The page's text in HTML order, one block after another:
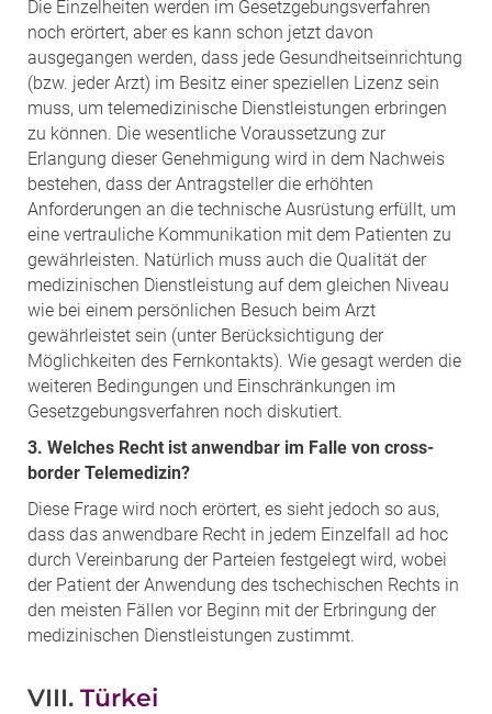
Die Einzelheiten werden im Gesetzgebungsverfahren
noch erörtert, aber es kann schon jetzt davon
ausgegangen werden, dass jede Gesundheitseinrichtung
(bzw. jeder Arzt) im Besitz einer speziellen Lizenz sein
muss, um telemedizinische Dienstleistungen erbringen
zu können. Die wesentliche Voraussetzung zur
Erlangung dieser Genehmigung wird in dem Nachweis
bestehen, dass der Antragsteller die erhöhten
Anforderungen an die technische Ausrüstung erfüllt, um
eine vertrauliche Kommunikation mit dem Patienten zu
gewährleisten. Natürlich muss auch die Qualität der
medizinischen Dienstleistung auf dem gleichen Niveau
wie bei einem persönlichen Besuch beim Arzt
gewährleistet sein (unter Berücksichtigung der
Möglichkeiten des Fernkontakts). Wie gesagt werden die
weiteren Bedingungen und Einschränkungen im
Gesetzgebungsverfahren noch diskutiert.
3. Welches Recht ist anwendbar im Falle von cross-
border Telemedizin?
Diese Frage wird noch erörtert, es sieht jedoch so aus,
dass das anwendbare Recht in jedem Einzelfall ad hoc
durch Vereinbarung der Parteien festgelegt wird, wobei
der Patient der Anwendung des tschechischen Rechts in
den meisten Fällen vor Beginn mit der Erbringung der
medizinischen Dienstleistungen zustimmt.
VIII. Türkei